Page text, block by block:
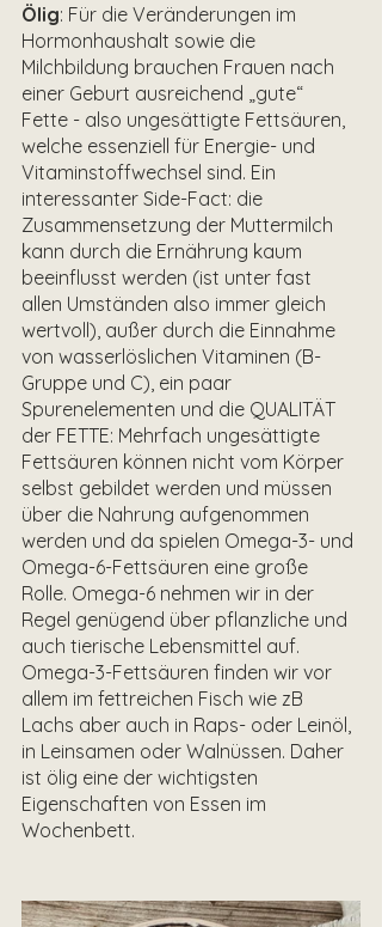
Ölig: Für die Veränderungen im
Hormonhaushalt sowie die
Milchbildung brauchen Frauen nach
einer Geburt ausreichend „gute“
Fette - also ungesättigte Fettsäuren,
welche essenziell für Energie- und
Vitaminstoffwechsel sind. Ein
interessanter Side-Fact: die
Zusammensetzung der Muttermilch
kann durch die Ernährung kaum
beeinflusst werden (ist unter fast
allen Umständen also immer gleich
wertvoll), außer durch die Einnahme
von wasserlöslichen Vitaminen (B-
Gruppe und C), ein paar
Spurenelementen und die QUALITÄT
der FETTE: Mehrfach ungesättigte
Fettsäuren können nicht vom Körper
selbst gebildet werden und müssen
über die Nahrung aufgenommen
werden und da spielen Omega-3- und
Omega-6-Fettsäuren eine große
Rolle. Omega-6 nehmen wir in der
Regel genügend über pflanzliche und
auch tierische Lebensmittel auf.
Omega-3-Fettsäuren finden wir vor
allem im fettreichen Fisch wie zB
Lachs aber auch in Raps- oder Leinöl,
in Leinsamen oder Walnüssen. Daher
ist ölig eine der wichtigsten
Eigenschaften von Essen im
Wochenbett.